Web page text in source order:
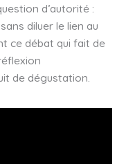
d’autorité :
diluer le lien au
ce débat qui fait de
de dégustation.